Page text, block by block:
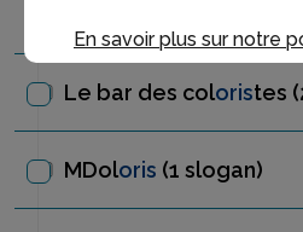
Le bar des coloristes
MDoloris (1 slogan)
En savoir plus sur notre